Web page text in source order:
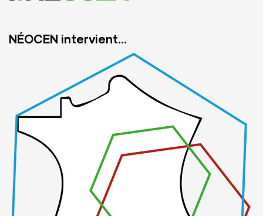
NÉOCEN intervient…